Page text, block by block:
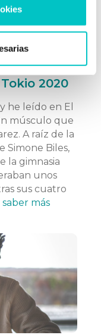
en los
2020
he leído en El
músculo que
A raíz de la
Simone Biles,
la gimnasia
unos
sus cuatro
saber más